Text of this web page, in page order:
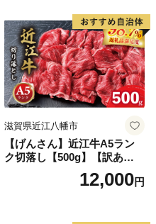
気】(H083106)
滋賀県近江八幡市
【げんさん】近江牛A5ラン
ク切落し【500g】【訳あり】
12,000円